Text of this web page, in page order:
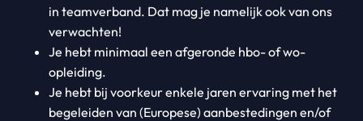
in teamverband. Dat mag je namelijk ook van ons
verwachten!
Je hebt minimaal een afgeronde hbo- of wo-
opleiding.
Je hebt bij voorkeur enkele jaren ervaring met het
begeleiden van (Europese) aanbestedingen en/of